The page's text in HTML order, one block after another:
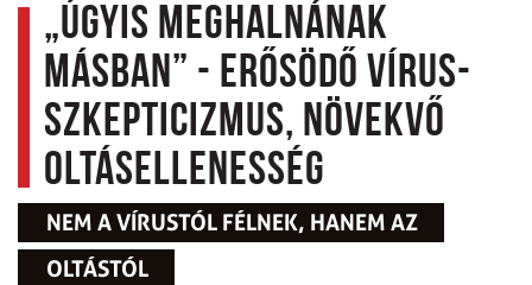
„Úgyis meghalnának
másban” - Erősödő vírus­
szkepticizmus, növekvő
oltásellenesség
NEM A VÍRUSTÓL FÉLNEK, HANEM AZ
OLTÁSTÓL